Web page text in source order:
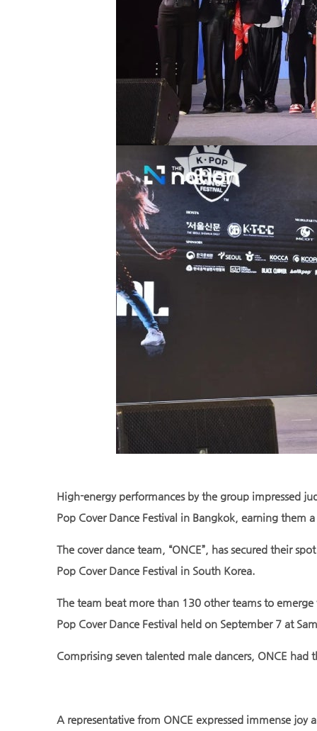
High-energy performances by the group impressed
Pop Cover Dance Festival in Bangkok, earning them
The cover dance team, “ONCE”, has secured their
Pop Cover Dance Festival in South Korea.
The team beat more than 130 other teams to
Pop Cover Dance Festival held on September 7 at
Comprising seven talented male dancers, ONCE had
A representative from ONCE expressed immense